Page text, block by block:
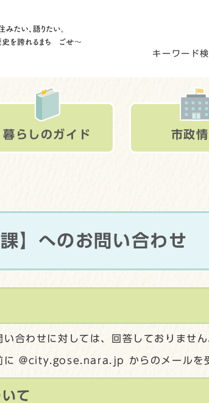
キーワード
暮らしのガイド 市政
】へのお問い合わせ
合わせに対しては、回答しておりません
に @city.gose.nara.jp からのメールを
て